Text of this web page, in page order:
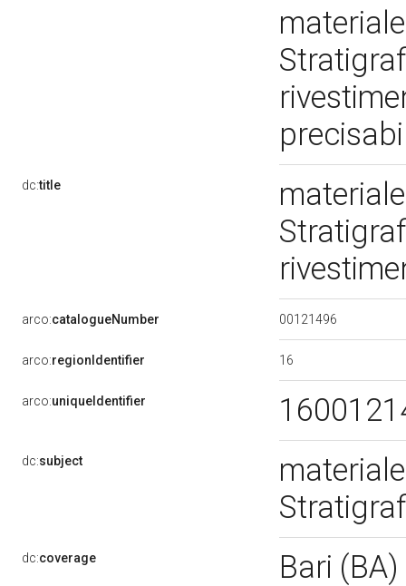
dc:title
arco:catalogueNumber 00121496
arco:regionIdentifier 16
arco:uniqueIdentifier
dc:subject
dc:coverage Bari (BA)